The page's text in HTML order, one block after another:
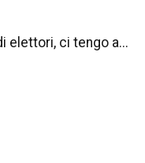
elettori, ci tengo a...